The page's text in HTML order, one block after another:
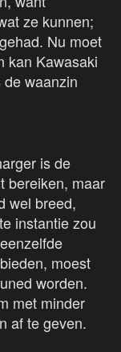
ze kunnen;
Nu moet
kan Kawasaki
waanzin
is de
bereiken, maar
wel breed,
instantie zou
moest
worden.
met minder
af te geven.